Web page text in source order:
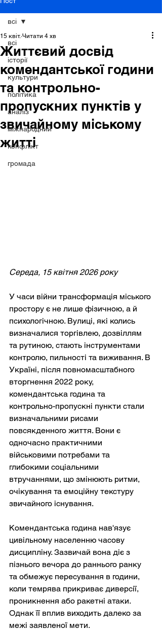
всі
історії
культури
політика
аналіз
міжнародний
конфлікт
громада
всі
Життєвий досвід
комендантської години
та контрольно-
пропускних пунктів у
звичайному міському
житті
15 квіт. Читати 4 хв
Середа, 15 квітня 2026 року
У часи війни трансформація міського
простору є не лише фізичною, а й
психологічною. Вулиці, які колись
визначалися торгівлею, дозвіллям
та рутиною, стають інструментами
контролю, пильності та виживання. В
Україні, після повномасштабного
вторгнення 2022 року,
комендантська година та
контрольно-пропускні пункти стали
визначальними рисами
повсякденного життя. Вони є
одночасно практичними
військовими потребами та
глибокими соціальними
втручаннями, що змінюють ритми,
очікування та емоційну текстуру
звичайного існування.
Комендантська година нав'язує
цивільному населенню часову
дисципліну. Зазвичай вона діє з
пізнього вечора до раннього ранку
та обмежує пересування в години,
коли темрява прикриває диверсії,
проникнення або ракетні атаки.
Однак її вплив виходить далеко за
межі заявленої мети.